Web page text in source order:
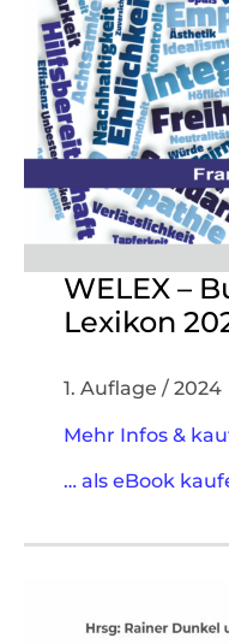
WELEX –
Lexikon
1. Auflage / 2024
Mehr Infos &
… als eBook